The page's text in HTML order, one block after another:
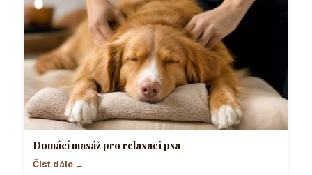
Domácí masáž pro relaxaci psa
Číst dále →